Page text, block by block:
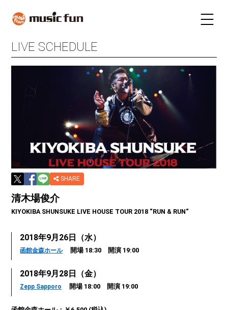
LIVE SCHEDULE
INFORMATION
TALENT
MAIL MAGAZINE
LIVE SCHEDULE
SHARE
清木場俊介
KIYOKIBA SHUNSUKE LIVE HOUSE TOUR 2018 “RUN & RUN“
2018年9月26日（水）
函館金森ホール 開場 18:30 開演 19:00
2018年9月28日（金）
Zepp Sapporo 開場 18:00 開演 19:00